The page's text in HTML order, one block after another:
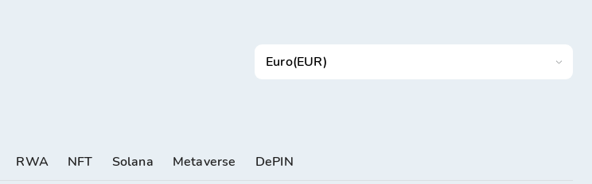
Euro(EUR)
RWA NFT Solana Metaverse DePIN